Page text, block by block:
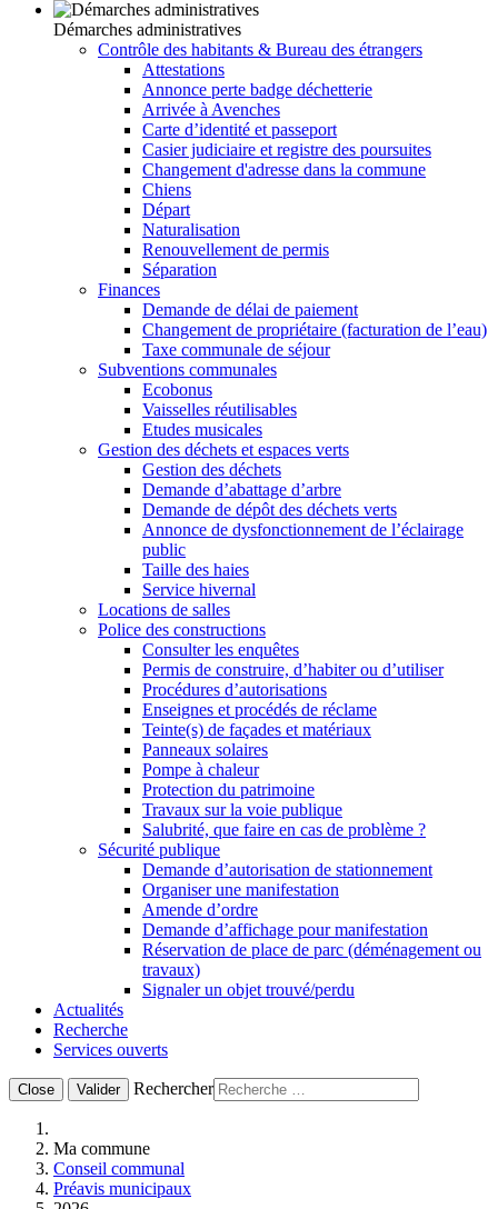
Démarches administratives
Contrôle des habitants & Bureau des étrangers
Attestations
Annonce perte badge déchetterie
Arrivée à Avenches
Carte d’identité et passeport
Casier judiciaire et registre des poursuites
Changement d'adresse dans la commune
Chiens
Départ
Naturalisation
Renouvellement de permis
Séparation
Finances
Demande de délai de paiement
Changement de propriétaire (facturation de l’eau)
Taxe communale de séjour
Subventions communales
Ecobonus
Vaisselles réutilisables
Etudes musicales
Gestion des déchets et espaces verts
Gestion des déchets
Demande d’abattage d’arbre
Demande de dépôt des déchets verts
Annonce de dysfonctionnement de l’éclairage
public
Taille des haies
Service hivernal
Locations de salles
Police des constructions
Consulter les enquêtes
Permis de construire, d’habiter ou d’utiliser
Procédures d’autorisations
Enseignes et procédés de réclame
Teinte(s) de façades et matériaux
Panneaux solaires
Pompe à chaleur
Protection du patrimoine
Travaux sur la voie publique
Salubrité, que faire en cas de problème ?
Sécurité publique
Demande d’autorisation de stationnement
Organiser une manifestation
Amende d’ordre
Demande d’affichage pour manifestation
Réservation de place de parc (déménagement ou
travaux)
Signaler un objet trouvé/perdu
Actualités
Recherche
Services ouverts
Close Valider Rechercher
Ma commune
Conseil communal
Préavis municipaux